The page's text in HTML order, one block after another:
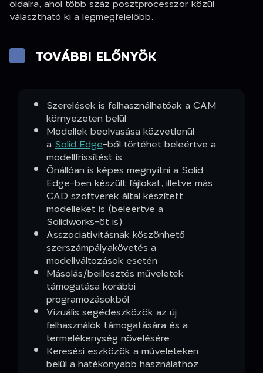
választható ki a legmegfelelőbb.
TOVÁBBI ELŐNYÖK
Szerelések is felhasználhatóak a CAM
környezeten belül
Modellek beolvasása közvetlenül
a Solid Edge-ből törtéhet beleértve a
modellfrissítést is
Önállóan is képes megnyitni a Solid
Edge-ben készült fájlokat, illetve más
CAD szoftverek által készített
modelleket is (beleértve a
Solidworks-öt is)
Asszociativitásnak köszönhető
szerszámpályakövetés a
modellváltozások esetén
Másolás/beillesztés műveletek
támogatása korábbi
programozásokból
Vizuális segédeszközök az új
felhasználók támogatására és a
termelékenység növelésére
Keresési eszközök a műveleteken
belül a hatékonyabb használathoz